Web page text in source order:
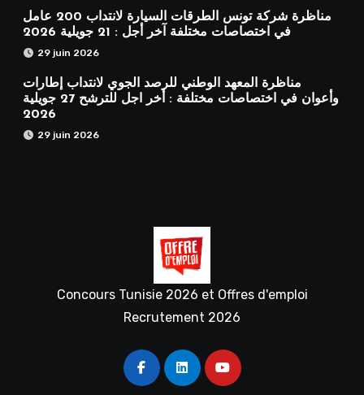
مناظرة شركة تونس الطرقات السيارة لانتداب 200 عامل
في اختصاصات مختلفة آخر أجل : 21 جويلية 2026
29 juin 2026
مناظرة المعهد الوطني للرصد الجوي لانتداب إطارات
وأعوان في اختصاصات مختلفة : أخر اجل للترشح 27 جويلية
2026
29 juin 2026
Concours Tunisie 2026 et Offres d'emploi
Recrutement 2026